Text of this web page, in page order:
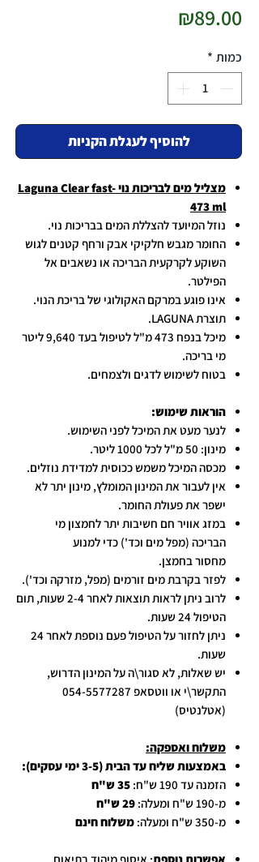
₪89.00
כמות *
להוסיף לעגלת הקניות
מצליל מים לבריכות נוי Laguna Clear fast-
473 ml
נוזל המיועד להצללת המים בבריכות נוי.
החומר מגבש חלקיקי אבק ורחף קטנים לגוש
השוקע לקרקעית הבריכה או נשאבים אל
הפילטר.
אינו פוגע במרקם האקולוגי של בריכת הנוי.
תוצרת LAGUNA.
מיכל בנפח 473 מ"ל לטיפול בעד 9,640 ליטר
מי בריכה.
בטוח לשימוש לדגים ולצמחים.
הוראות שימוש:
לנער מעט את המיכל לפני השימוש.
מינון: 50 מ"ל לכל 1000 ליטר.
מכסה המיכל משמש ככוסית למדידת נוזלים.
אין לעבור את המינון המומלץ, מינון יתר לא
ישפר את פעולת החומר.
במזג אוויר חם חשיבות יתר לחמצון מי
הבריכה (מפל מים וכד') כדי למנוע
מחסור בחמצן.
לפזר בקרבת מים זורמים (מפל, מזרקה וכד').
לרוב ניתן לראות תוצאות לאחר 2-4 שעות, תום
הטיפול 24 שעות.
ניתן לחזור על הטיפול פעם נוספת לאחר 24
שעות.
יש שאלות, לא סגור\ה על המינון הדרוש,
התקשר\י או ווטסאפ 054-5577287
(אטלנטיס)
משלוח ואספקה:
באמצעות שליח עד הבית (3-5 ימי עסקים):
הזמנה עד 190 ש"ח:
35 ש"ח
מ-190 ש"ח ומעלה:
29 ש"ח
מ-350 ש"ח ומעלה:
משלוח חינם
אפשרות נוספת: איסוף מיהוד בתיאום